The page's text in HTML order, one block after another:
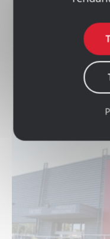
En savoir plus
Contacter